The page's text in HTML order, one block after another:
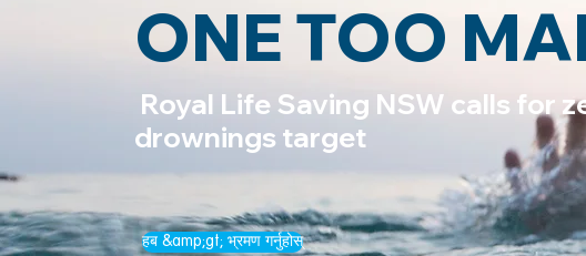
ONE TOO
Royal Life Saving NSW calls for
drownings target
हब &amp;gt; भ्रमण गर्नुहोस्